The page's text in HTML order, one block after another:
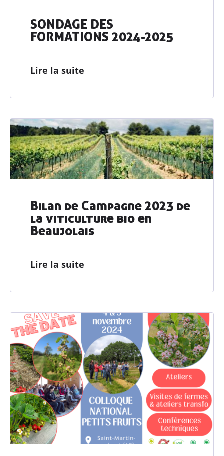
SONDAGE DES
FORMATIONS 2024-2025
Lire la suite
Bilan de Campagne 2023 de
la viticulture bio en
Beaujolais
Lire la suite